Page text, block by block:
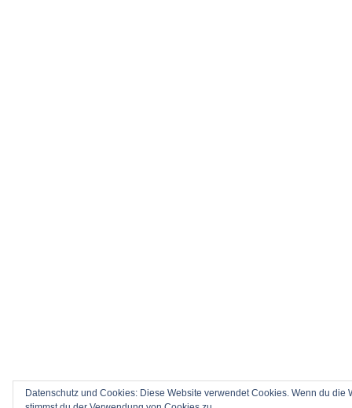
Datenschutz und Cookies: Diese Website verwendet Cookies. Wenn du die